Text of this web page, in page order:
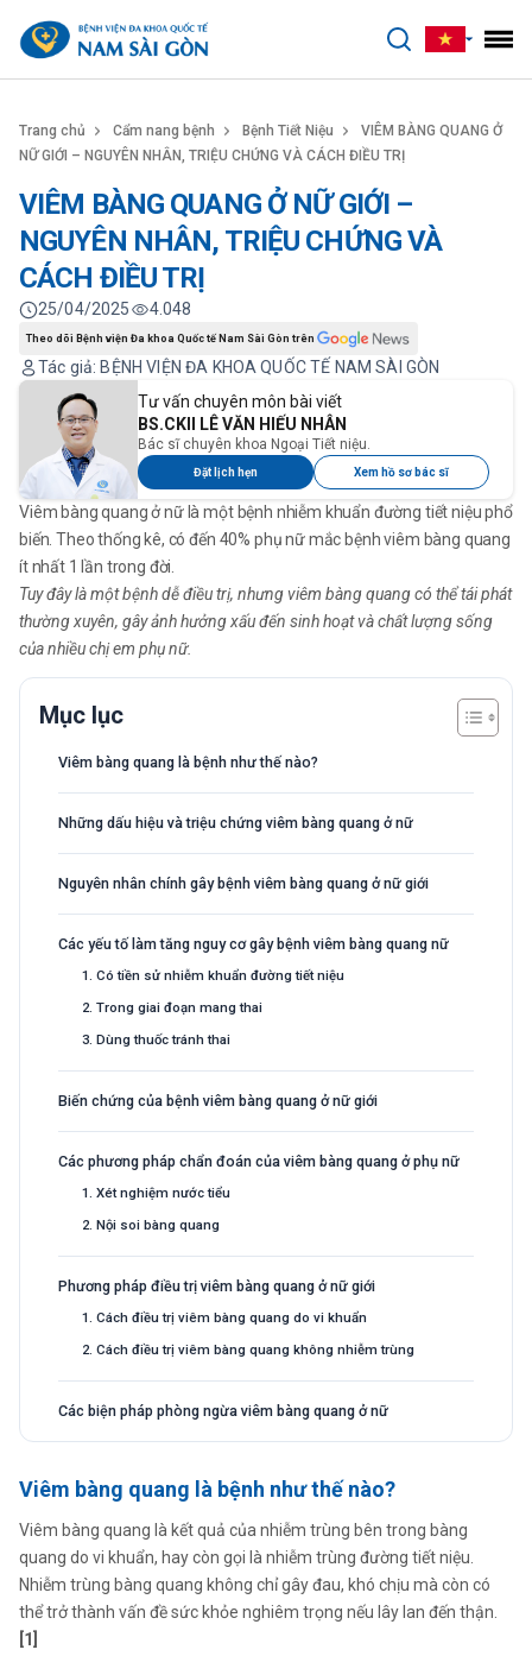
Trang chủ Cẩm nang bệnh Bệnh Tiết Niệu
VIÊM BÀNG QUANG Ở
NỮ GIỚI – NGUYÊN NHÂN, TRIỆU CHỨNG VÀ CÁCH ĐIỀU TRỊ
VIÊM BÀNG QUANG Ở NỮ GIỚI –
NGUYÊN NHÂN, TRIỆU CHỨNG VÀ
CÁCH ĐIỀU TRỊ
Tác giả: BỆNH VIỆN ĐA KHOA QUỐC TẾ NAM SÀI GÒN
25/04/2025 4.048
Theo dõi Bệnh viện Đa khoa Quốc tế Nam Sài Gòn trên
Viêm bàng quang ở nữ là một bệnh nhiễm khuẩn đường tiết niệu phổ
biến. Theo thống kê, có đến 40% phụ nữ mắc bệnh viêm bàng quang
ít nhất 1 lần trong đời.
Tư vấn chuyên môn bài viết
BS.CKII LÊ VĂN HIẾU NHÂN
Bác sĩ chuyên khoa Ngoại Tiết niệu.
Đặt lịch hẹn Xem hồ sơ bác sĩ
Tuy đây là một bệnh dễ điều trị, nhưng viêm bàng quang có thể tái phát
thường xuyên, gây ảnh hưởng xấu đến sinh hoạt và chất lượng sống
của nhiều chị em phụ nữ.
Mục lục
Viêm bàng quang là bệnh như thế nào?
Những dấu hiệu và triệu chứng viêm bàng quang ở nữ
Nguyên nhân chính gây bệnh viêm bàng quang ở nữ giới
Các yếu tố làm tăng nguy cơ gây bệnh viêm bàng quang nữ
1. Có tiền sử nhiễm khuẩn đường tiết niệu
2. Trong giai đoạn mang thai
3. Dùng thuốc tránh thai
Biến chứng của bệnh viêm bàng quang ở nữ giới
Các phương pháp chẩn đoán của viêm bàng quang ở phụ nữ
1. Xét nghiệm nước tiểu
2. Nội soi bàng quang
Phương pháp điều trị viêm bàng quang ở nữ giới
1. Cách điều trị viêm bàng quang do vi khuẩn
2. Cách điều trị viêm bàng quang không nhiễm trùng
Các biện pháp phòng ngừa viêm bàng quang ở nữ
Viêm bàng quang là bệnh như thế nào?
Viêm bàng quang là kết quả của nhiễm trùng bên trong bàng
quang do vi khuẩn, hay còn gọi là nhiễm trùng đường tiết niệu.
Nhiễm trùng bàng quang không chỉ gây đau, khó chịu mà còn có
thể trở thành vấn đề sức khỏe nghiêm trọng nếu lây lan đến thận.
[1]